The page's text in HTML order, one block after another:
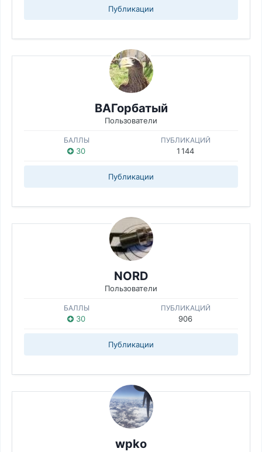
Публикации
ВАГорбатый
Пользователи
БАЛЛЫ
30
ПУБЛИКАЦИЙ
1 144
Публикации
NORD
Пользователи
БАЛЛЫ
30
ПУБЛИКАЦИЙ
906
Публикации
wpko